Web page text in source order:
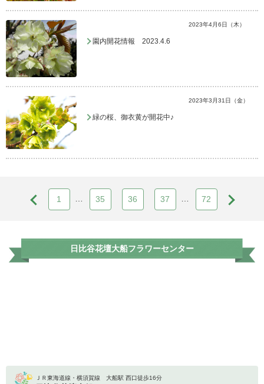
2023年4月6日（木）
園内開花情報 2023.4.6
2023年3月31日（金）
緑の桜、御衣黄が開花中♪
1 … 35 36 37 … 72
日比谷花壇大船フラワーセンター
ＪＲ東海道線・横須賀線 大船駅 西口徒歩16分